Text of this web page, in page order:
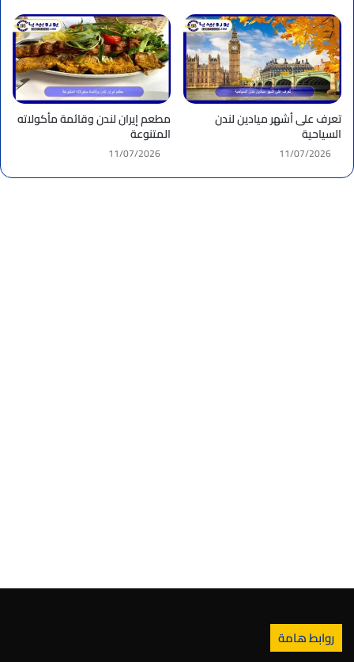
تعرف على أشهر ميادين لندن
السياحية
11/07/2026
مطعم إيران لندن وقائمة مأكولاته
المتنوعة
11/07/2026
روابط هامة